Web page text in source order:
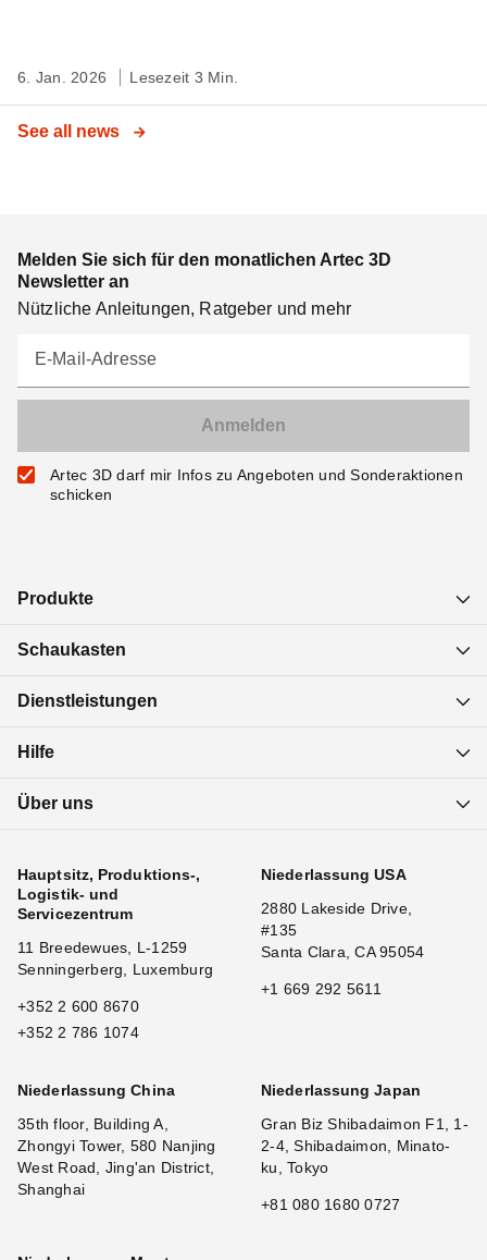
6. Jan. 2026 Lesezeit 3 Min.
See all news
Melden Sie sich für den monatlichen Artec 3D
Newsletter an
Nützliche Anleitungen, Ratgeber und mehr
E-Mail-Adresse
Artec 3D darf mir Infos zu Angeboten und Sonderaktionen
schicken
Produkte
Schaukasten
Dienstleistungen
Hilfe
Über uns
Hauptsitz, Produktions-,
Logistik- und
Servicezentrum
11 Breedewues, L-1259
Senningerberg, Luxemburg
+352 2 600 8670
+352 2 786 1074
Niederlassung USA
2880 Lakeside Drive,
#135
Santa Clara, CA 95054
+1 669 292 5611
Niederlassung China
35th floor, Building A,
Zhongyi Tower, 580 Nanjing
West Road, Jing'an District,
Shanghai
Niederlassung Japan
Gran Biz Shibadaimon F1, 1-
2-4, Shibadaimon, Minato-
ku, Tokyo
+81 080 1680 0727